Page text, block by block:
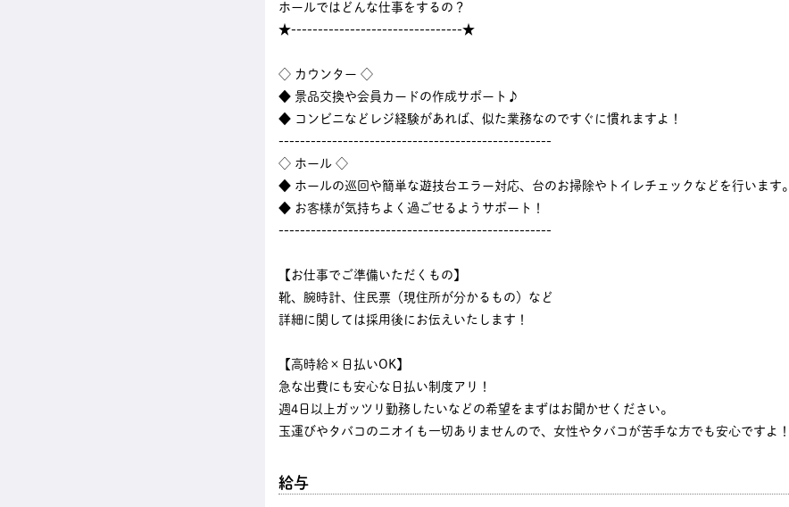
ホールではどんな仕事をするの？
★--------------------------------★
◇ カウンター ◇
◆ 景品交換や会員カードの作成サポート♪
◆ コンビニなどレジ経験があれば、似た業務なのですぐに慣れますよ！
---------------------------------------------------
◇ ホール ◇
◆ ホールの巡回や簡単な遊技台エラー対応、台のお掃除やトイレチェックなどを行います。
◆ お客様が気持ちよく過ごせるようサポート！
---------------------------------------------------
【お仕事でご準備いただくもの】
靴、腕時計、住民票（現住所が分かるもの）など
詳細に関しては採用後にお伝えいたします！
【高時給×日払いOK】
急な出費にも安心な日払い制度アリ！
週4日以上ガッツリ勤務したいなどの希望をまずはお聞かせください。
玉運びやタバコのニオイも一切ありませんので、女性やタバコが苦手な方でも安心ですよ！
給与